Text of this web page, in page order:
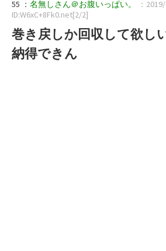
55 ： 名無しさん＠お腹いっぱい。
：
ID:W6xC+8Fk0.net[2/2]
巻き戻しか回収して欲し
納得できん